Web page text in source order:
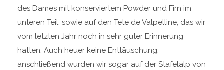
des Dames mit konserviertem Powder und Firn im
unteren Teil, sowie auf den Tete de Valpelline, das wir
vom letzten Jahr noch in sehr guter Erinnerung
hatten. Auch heuer keine Enttäuschung,
anschließend wurden wir sogar auf der Stafelalp von